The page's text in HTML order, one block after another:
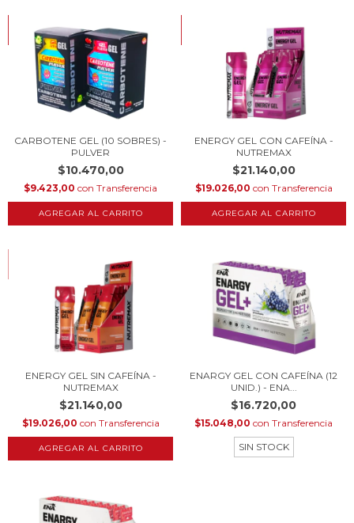
HASTA 10% OFF
COMPRANDO EN CANTIDAD
CARBOTENE GEL (10 SOBRES) -
PULVER
$10.470,00
$9.423,00 con Transferencia
AGREGAR AL CARRITO
HASTA 10% OFF
COMPRANDO EN CANTIDAD
ENERGY GEL CON CAFEÍNA -
NUTREMAX
$21.140,00
$19.026,00 con Transferencia
AGREGAR AL CARRITO
HASTA 10% OFF
COMPRANDO EN CANTIDAD
ENERGY GEL SIN CAFEÍNA -
NUTREMAX
$21.140,00
$19.026,00 con Transferencia
AGREGAR AL CARRITO
ENARGY GEL CON CAFEÍNA (12
UNID.) - ENA...
$16.720,00
$15.048,00 con Transferencia
SIN STOCK